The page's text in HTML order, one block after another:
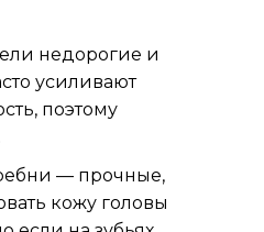
недорогие и
усиливают
поэтому
— прочные,
кожу головы